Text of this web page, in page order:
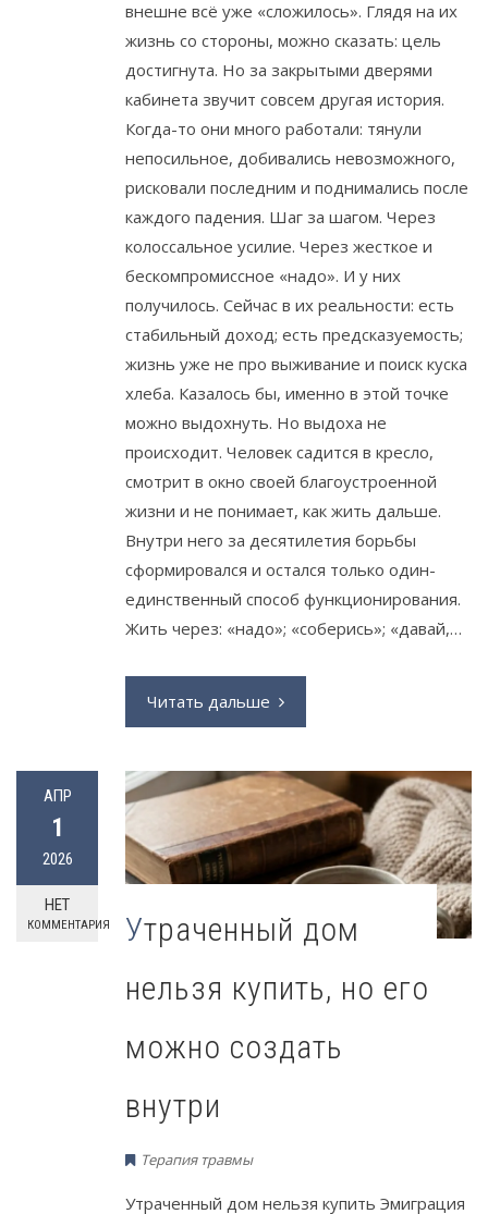
внешне всё уже «сложилось». Глядя на их
жизнь со стороны, можно сказать: цель
достигнута. Но за закрытыми дверями
кабинета звучит совсем другая история.
Когда-то они много работали: тянули
непосильное, добивались невозможного,
рисковали последним и поднимались после
каждого падения. Шаг за шагом. Через
колоссальное усилие. Через жесткое и
бескомпромиссное «надо». И у них
получилось. Сейчас в их реальности: есть
стабильный доход; есть предсказуемость;
жизнь уже не про выживание и поиск куска
хлеба. Казалось бы, именно в этой точке
можно выдохнуть. Но выдоха не
происходит. Человек садится в кресло,
смотрит в окно своей благоустроенной
жизни и не понимает, как жить дальше.
Внутри него за десятилетия борьбы
сформировался и остался только один-
единственный способ функционирования.
Жить через: «надо»; «соберись»; «давай,…
Читать дальше
АПР
1
2026
НЕТ
КОММЕНТАРИЯ
Утраченный дом
нельзя купить, но его
можно создать
внутри
Терапия травмы
Утраченный дом нельзя купить Эмиграция